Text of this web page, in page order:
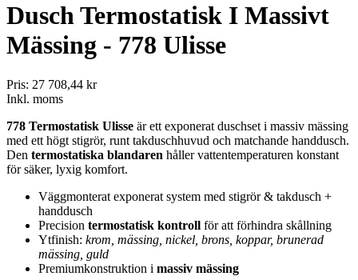
Dusch Termostatisk I Massivt
Mässing - 778 Ulisse
Pris: 27 708,44 kr
Inkl. moms
778 Termostatisk Ulisse är ett exponerat duschset i massiv mässing
med ett högt stigrör, runt takduschhuvud och matchande handdusch.
Den termostatiska blandaren håller vattentemperaturen konstant
för säker, lyxig komfort.
Väggmonterat exponerat system med stigrör & takdusch +
handdusch
Precision termostatisk kontroll för att förhindra skållning
Ytfinish: krom, mässing, nickel, brons, koppar, brunerad
mässing, guld
Premiumkonstruktion i massiv mässing